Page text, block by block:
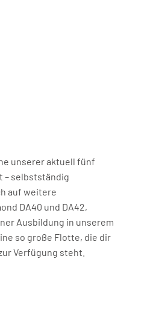
unserer aktuell fünf
– selbstständig
auf weitere
DA40 und DA42,
Ausbildung in unserem
so große Flotte, die dir
Verfügung steht.